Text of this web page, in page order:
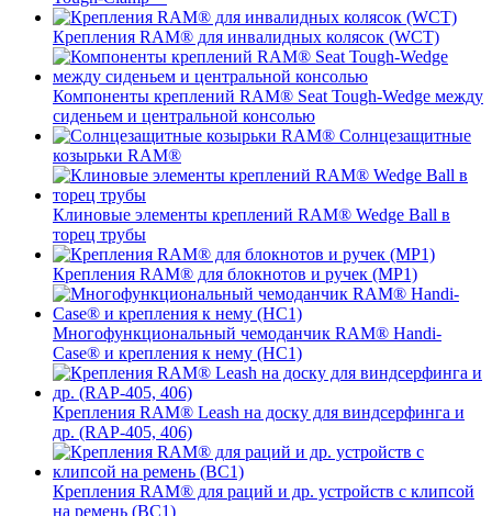
Крепления RAM® для инвалидных колясок (WCT)
Компоненты креплений RAM® Seat Tough-Wedge между
сиденьем и центральной консолью
Солнцезащитные
козырьки RAM®
Клиновые элементы креплений RAM® Wedge Ball в
торец трубы
Крепления RAM® для блокнотов и ручек (MP1)
Многофункциональный чемоданчик RAM® Handi-
Case® и крепления к нему (HC1)
Крепления RAM® Leash на доску для виндсерфинга и
др. (RAP-405, 406)
Крепления RAM® для раций и др. устройств с клипсой
на ремень (BC1)